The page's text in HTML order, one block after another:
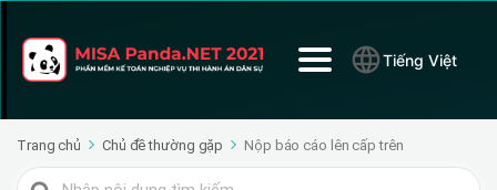
Tiếng Việt
Trang chủ Chủ đề thường gặp Nộp báo cáo lên cấp trên
Tìm